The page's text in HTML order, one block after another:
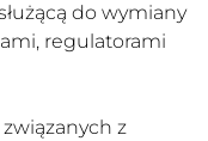
do wymiany
regulatorami
z